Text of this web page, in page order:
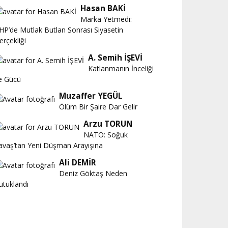
Hasan BAKİ
Marka Yetmedi:
Mutlak Butlan Sonrası Siyasetin
A. Semih İŞEVİ
Katlanmanın İnceliği
Gücü
Muzaffer YEGÜL
Ölüm Bir Şaire Dar Gelir
Arzu TORUN
NATO: Soğuk
Yeni Düşman Arayışına
Ali DEMİR
Deniz Göktaş Neden